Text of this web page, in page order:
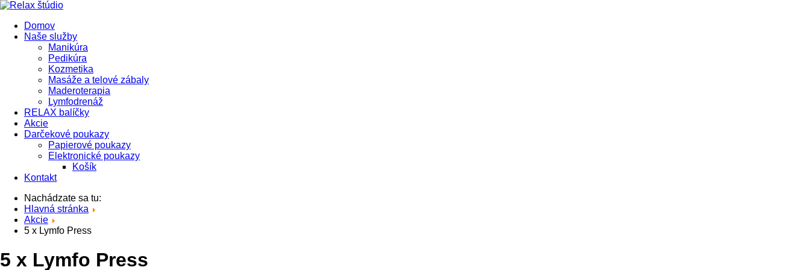
Domov
Naše služby
Manikúra
Pedikúra
Kozmetika
Masáže a telové zábaly
Maderoterapia
Lymfodrenáž
RELAX balíčky
Akcie
Darčekové poukazy
Papierové poukazy
Elektronické poukazy
Košík
Kontakt
Nachádzate sa tu:
Hlavná stránka
Akcie
5 x Lymfo Press
5 x Lymfo Press